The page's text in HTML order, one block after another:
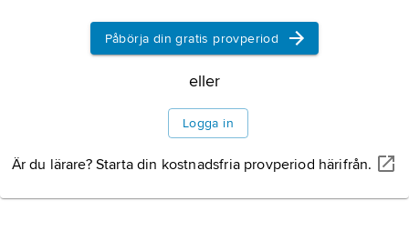
Påbörja din gratis provperiod
eller
Logga in
Är du lärare? Starta din kostnadsfria provperiod härifrån.